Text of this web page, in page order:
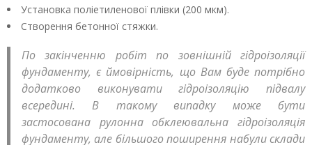
Установка поліетиленової плівки (200 мкм).
Створення бетонної стяжки.
По закінченню робіт по зовнішній гідроізоляції
фундаменту, є ймовірність, що Вам буде потрібно
додатково виконувати гідроізоляцію підвалу
всередині. В такому випадку може бути
застосована рулонна обклеювальна гідроізоляція
фундаменту, але більшого поширення набули склади